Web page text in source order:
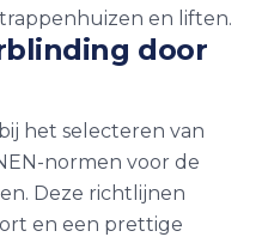
en liften.
door
het selecteren van
normen voor de
Deze richtlijnen
en een prettige